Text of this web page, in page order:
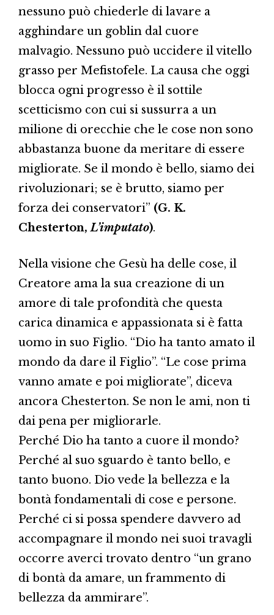
nessuno può chiederle di lavare a
agghindare un goblin dal cuore
malvagio. Nessuno può uccidere il vitello
grasso per Mefistofele. La causa che oggi
blocca ogni progresso è il sottile
scetticismo con cui si sussurra a un
milione di orecchie che le cose non sono
abbastanza buone da meritare di essere
migliorate. Se il mondo è bello, siamo dei
rivoluzionari; se è brutto, siamo per
forza dei conservatori” (G. K.
Chesterton,L’imputato).
Nella visione che Gesù ha delle cose, il
Creatore ama la sua creazione di un
amore di tale profondità che questa
carica dinamica e appassionata si è fatta
uomo in suo Figlio. “Dio ha tanto amato il
mondo da dare il Figlio”. “Le cose prima
vanno amate e poi migliorate”, diceva
ancora Chesterton. Se non le ami, non ti
dai pena per migliorarle.
Perché Dio ha tanto a cuore il mondo?
Perché al suo sguardo è tanto bello, e
tanto buono. Dio vede la bellezza e la
bontà fondamentali di cose e persone.
Perché ci si possa spendere davvero ad
accompagnare il mondo nei suoi travagli
occorre averci trovato dentro “un grano
di bontà da amare, un frammento di
bellezza da ammirare”.